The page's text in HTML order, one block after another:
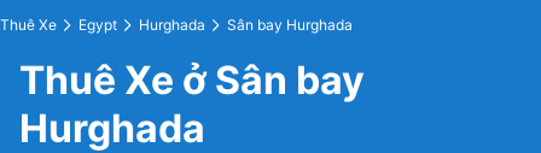
Thuê Xe Egypt Hurghada Sân bay Hurghada
Thuê Xe ở Sân bay
Hurghada